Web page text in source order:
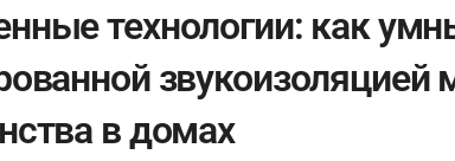
технологии: как
в домах